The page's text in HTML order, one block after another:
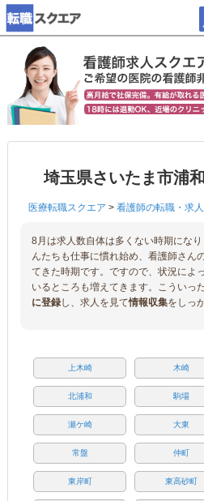
埼玉県さいたま市浦
医療転職スクエア > 看護師の転職・求人
8月は求人数自体は多くない時期にな
んたちも仕事に慣れ始め、看護師さん
てきた時期です。ですので、状況によ
いるところも増えてきます。こういっ
に登録し、求人を見て情報収集をしっ
上木崎 木崎
北浦和 駒場
瀬ケ崎 大東
常盤 仲町
東岸町 東高砂町